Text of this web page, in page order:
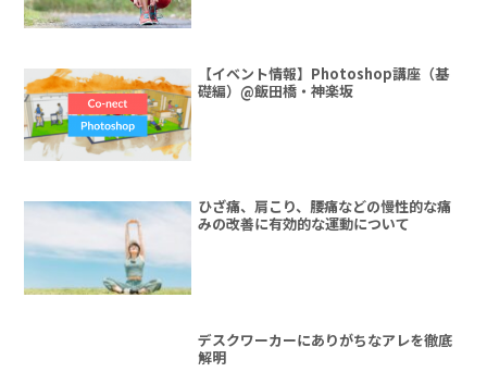
【イベント情報】Photoshop講座（基
礎編）@飯田橋・神楽坂
ひざ痛、肩こり、腰痛などの慢性的な痛
みの改善に有効的な運動について
デスクワーカーにありがちなアレを徹底
解明